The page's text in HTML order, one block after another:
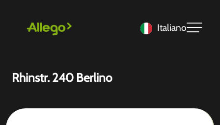
Italiano
Rhinstr. 240 Berlino